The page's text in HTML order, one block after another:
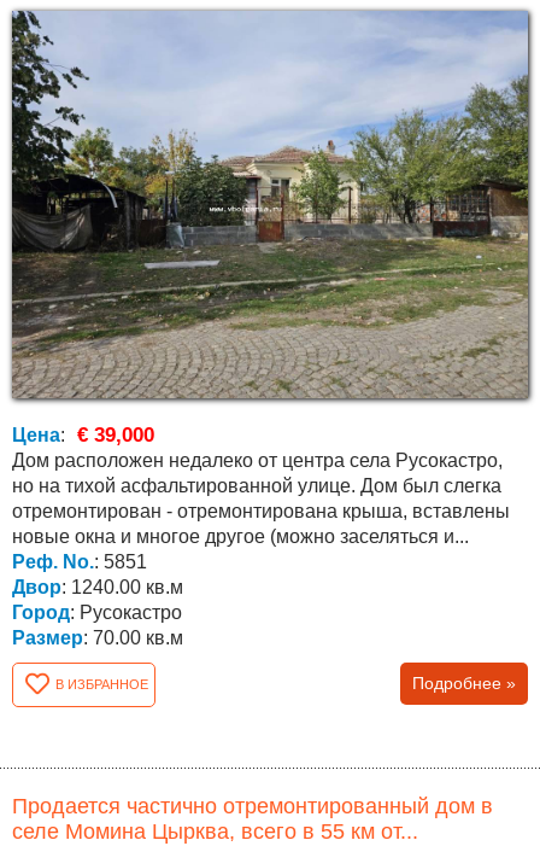
Цена: € 39,000
Дом расположен недалеко от центра села Русокастро,
но на тихой асфальтированной улице. Дом был слегка
отремонтирован - отремонтирована крыша, вставлены
новые окна и многое другое (можно заселяться и...
Реф. No.: 5851
Двор: 1240.00 кв.м
Город: Русокастро
Размер: 70.00 кв.м
В ИЗБРАННОЕ Подробнее »
Продается частично отремонтированный дом в
селе Момина Цырква, всего в 55 км от...